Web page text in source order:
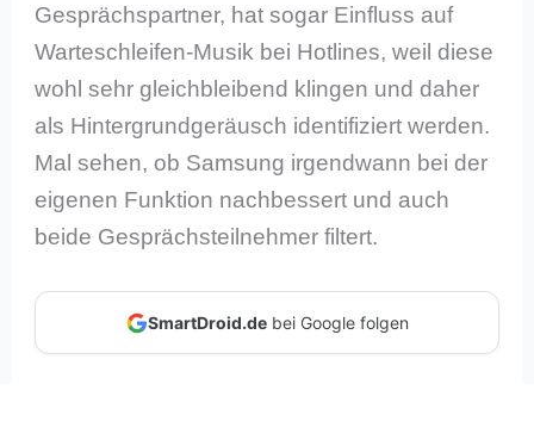
Gesprächspartner, hat sogar Einfluss auf
Warteschleifen-Musik bei Hotlines, weil diese
wohl sehr gleichbleibend klingen und daher
als Hintergrundgeräusch identifiziert werden.
Mal sehen, ob Samsung irgendwann bei der
eigenen Funktion nachbessert und auch
beide Gesprächsteilnehmer filtert.
SmartDroid.debei Google folgen